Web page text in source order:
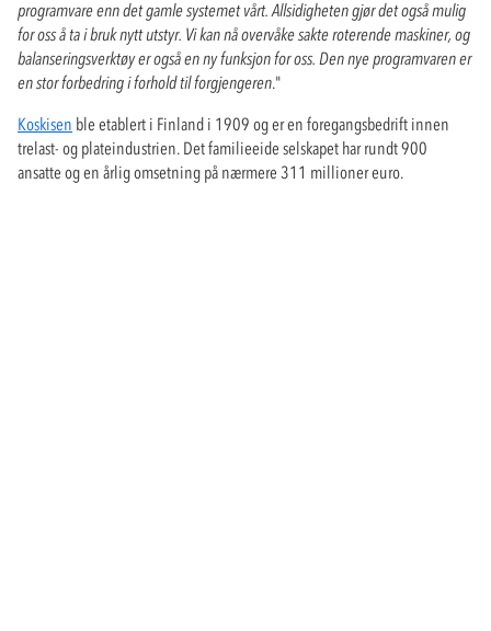
programvare enn det gamle systemet vårt. Allsidigheten gjør det også mulig
for oss å ta i bruk nytt utstyr. Vi kan nå overvåke sakte roterende maskiner, og
balanseringsverktøy er også en ny funksjon for oss. Den nye programvaren er
en stor forbedring i forhold til forgjengeren."
Koskisen ble etablert i Finland i 1909 og er en foregangsbedrift innen
trelast- og plateindustrien. Det familieeide selskapet har rundt 900
ansatte og en årlig omsetning på nærmere 311 millioner euro.